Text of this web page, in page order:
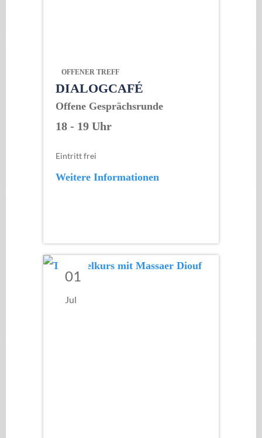
OFFENER TREFF
DIALOGCAFÉ
Offene Gesprächsrunde
18 - 19 Uhr
Eintritt frei
Weitere Informationen
01
Jul